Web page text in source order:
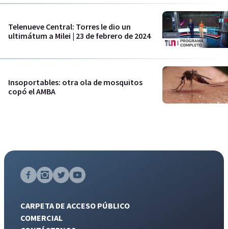
Telenueve Central: Torres le dio un
ultimátum a Milei | 23 de febrero de 2024
Insoportables: otra ola de mosquitos
copó el AMBA
CARPETA DE ACCESO PÚBLICO
COMERCIAL